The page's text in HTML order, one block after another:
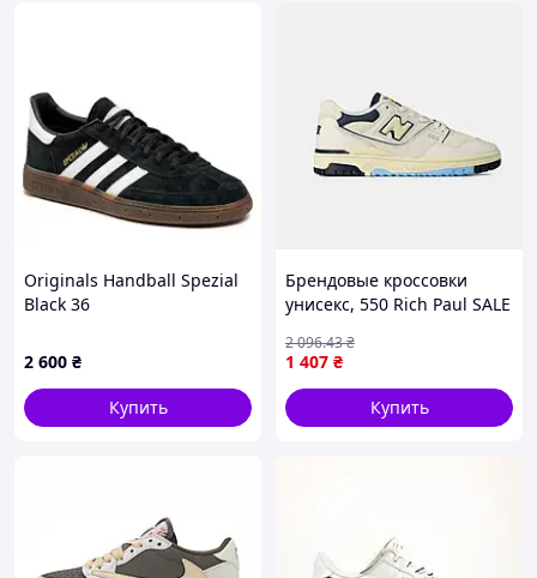
Originals Handball Spezial
Black 36
2 600 ₴
Купить
Брендовые кроссовки
унисекс, 550 Rich Paul SALE
1 407 ₴
2 096.43₴
Купить